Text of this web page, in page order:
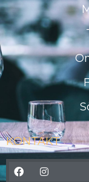
KONTAKT